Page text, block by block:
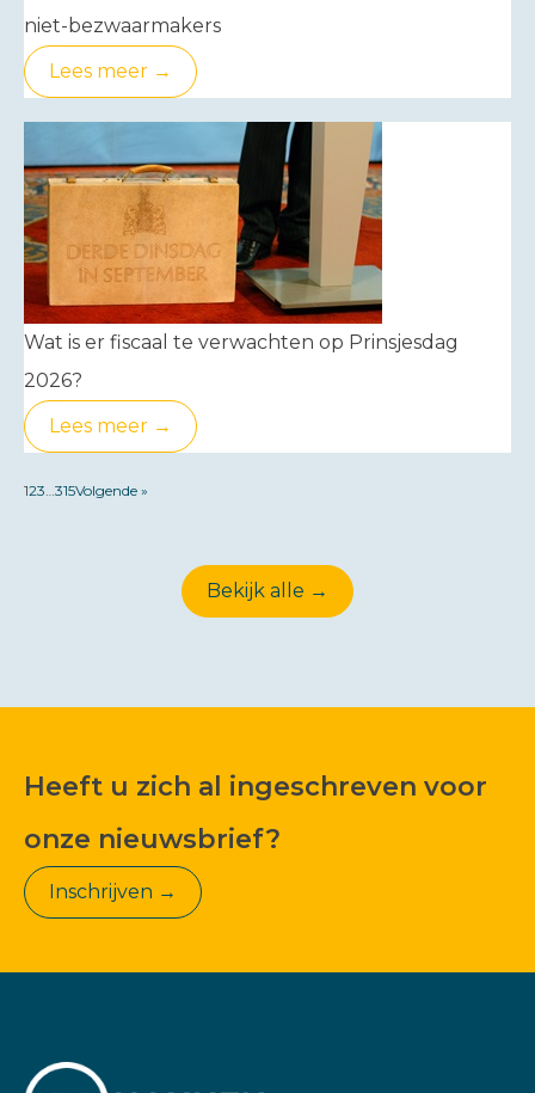
niet-bezwaarmakers
Lees meer →
Wat is er fiscaal te verwachten op Prinsjesdag
2026?
Lees meer →
123 315Volgende »
Bekijk alle →
Heeft u zich al ingeschreven voor
onze nieuwsbrief?
Inschrijven →